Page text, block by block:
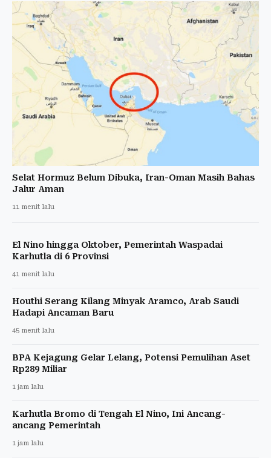
Selat Hormuz Belum Dibuka, Iran-Oman Masih Bahas
Jalur Aman
11 menit lalu
El Nino hingga Oktober, Pemerintah Waspadai
Karhutla di 6 Provinsi
41 menit lalu
Houthi Serang Kilang Minyak Aramco, Arab Saudi
Hadapi Ancaman Baru
45 menit lalu
BPA Kejagung Gelar Lelang, Potensi Pemulihan Aset
Rp289 Miliar
1 jam lalu
Karhutla Bromo di Tengah El Nino, Ini Ancang-
ancang Pemerintah
1 jam lalu